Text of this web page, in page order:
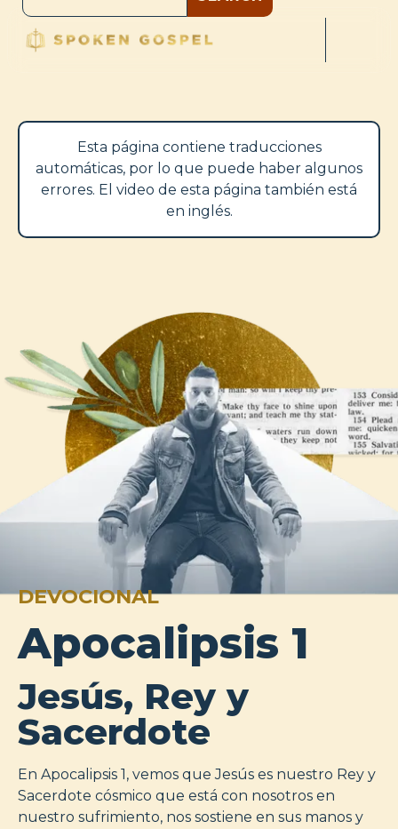
Esta página contiene traducciones
automáticas, por lo que puede haber algunos
errores. El video de esta página también está
en inglés.
DEVOCIONAL
Apocalipsis 1
Jesús, Rey y
Sacerdote
En Apocalipsis 1, vemos que Jesús es nuestro Rey y
Sacerdote cósmico que está con nosotros en
nuestro sufrimiento, nos sostiene en sus manos y